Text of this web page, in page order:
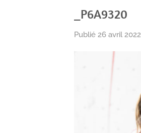
_P6A9320
Publié 26 avril 2022